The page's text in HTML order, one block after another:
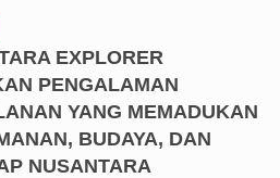
EXPLORER
PENGALAMAN
YANG MEMADUKAN
BUDAYA, DAN
NUSANTARA